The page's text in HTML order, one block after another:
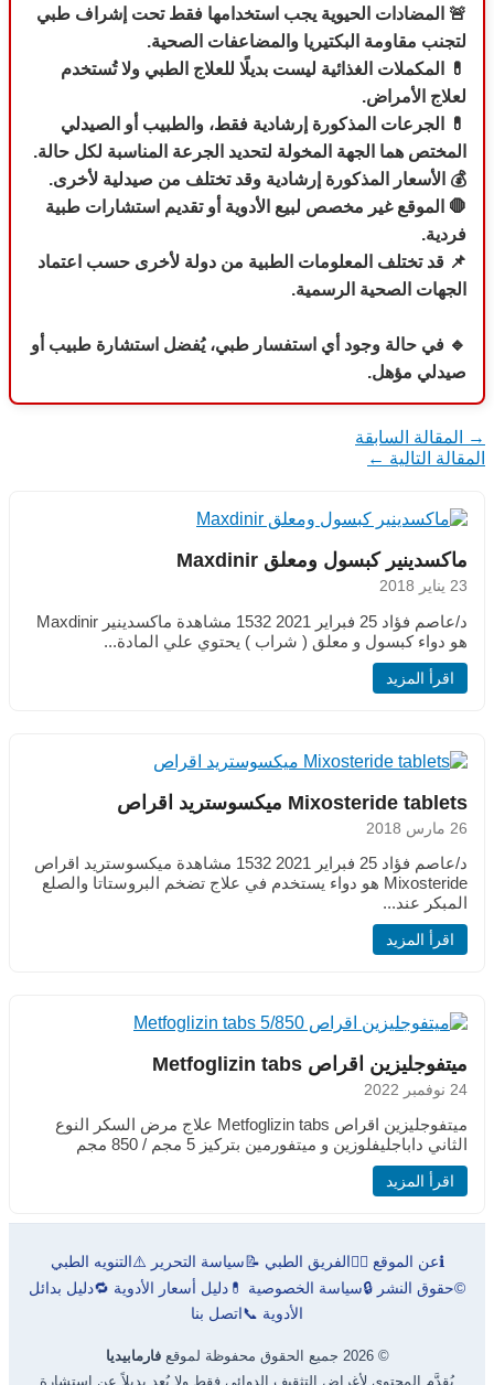
🚨 المضادات الحيوية يجب استخدامها فقط تحت إشراف طبي
لتجنب مقاومة البكتيريا والمضاعفات الصحية.
💊 المكملات الغذائية ليست بديلًا للعلاج الطبي ولا تُستخدم
لعلاج الأمراض.
💊
الجرعات المذكورة إرشادية فقط، والطبيب أو الصيدلي
المختص هما الجهة المخولة لتحديد الجرعة المناسبة لكل حالة.
💰 الأسعار المذكورة إرشادية وقد تختلف من صيدلية لأخرى.
🛑 الموقع غير مخصص لبيع الأدوية أو تقديم استشارات طبية
فردية.
📌 قد تختلف المعلومات الطبية من دولة لأخرى حسب اعتماد
الجهات الصحية الرسمية.
🔹 في حالة وجود أي استفسار طبي، يُفضل استشارة طبيب أو
صيدلي مؤهل.
→
المقالة السابقة
المقالة التالية ←
ماكسدينير كبسول ومعلق Maxdinir
23 يناير 2018
د/عاصم فؤاد 25 فبراير 2021 1532 مشاهدة ماكسدينير Maxdinir
هو دواء كبسول و معلق ( شراب ) يحتوي علي المادة...
اقرأ المزيد
Mixosteride tablets ميكسوستريد اقراص
26 مارس 2018
د/عاصم فؤاد 25 فبراير 2021 1532 مشاهدة ميكسوستريد اقراص
Mixosteride هو دواء يستخدم في علاج تضخم البروستاتا والصلع
المبكر عند...
اقرأ المزيد
ميتفوجليزين اقراص Metfoglizin tabs
24 نوفمبر 2022
ميتفوجليزين اقراص Metfoglizin tabs علاج مرض السكر النوع
الثاني داباجليفلوزين و ميتفورمين بتركيز 5 مجم / 850 مجم
اقرأ المزيد
ℹ️عن الموقع 👨‍⚕️الفريق الطبي 📝سياسة التحرير ⚠️التنويه الطبي
©حقوق النشر 🔒سياسة الخصوصية 💊 دليل أسعار الأدوية 🔁دليل بدائل
الأدوية 📞اتصل بنا
© 2026 جميع الحقوق محفوظة لموقع
فارمابيديا
يُقدَّم المحتوى لأغراض التثقيف الدوائي فقط ولا يُعد بديلاً عن استشارة